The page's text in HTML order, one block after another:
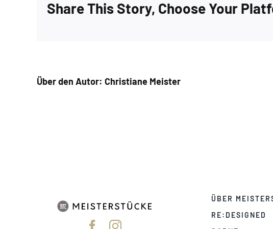
Share This Story, Choose Your
Über den Autor: Christiane Meister
ÜBER
RE:DESIGNED